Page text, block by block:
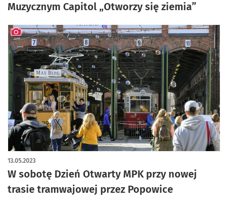
Muzycznym Capitol „Otworzy się ziemia”
W sobotę Dzień Otwarty MPK przy nowej
trasie tramwajowej przez Popowice
13.05.2023
artykuł z galerią zdjęć